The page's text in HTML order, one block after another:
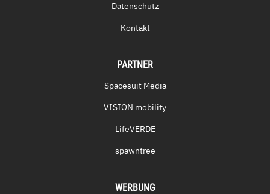
Datenschutz
Kontakt
PARTNER
Spacesuit Media
VISION mobility
LifeVERDE
spawntree
WERBUNG